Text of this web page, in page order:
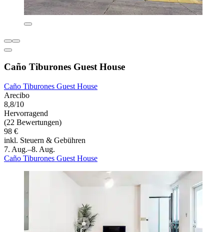
Caño Tiburones Guest House
Caño Tiburones Guest House
Arecibo
8,8/10
Hervorragend
(22 Bewertungen)
98 €
inkl. Steuern & Gebühren
7. Aug.–8. Aug.
Caño Tiburones Guest House